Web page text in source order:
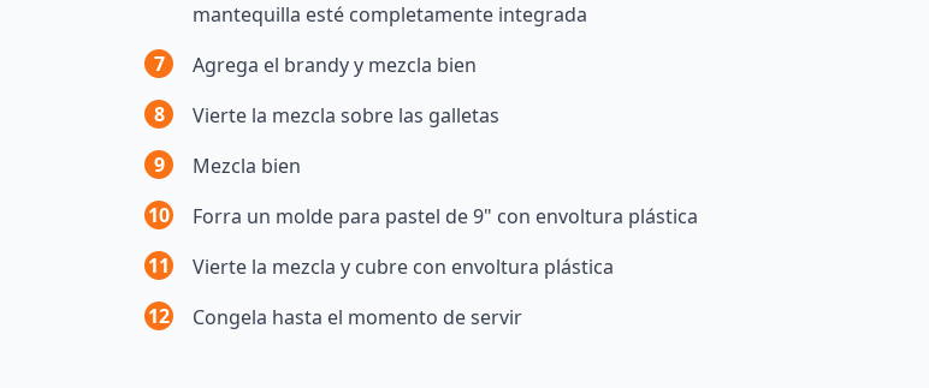
mantequilla esté completamente integrada
7
Agrega el brandy y mezcla bien
8
Vierte la mezcla sobre las galletas
9
Mezcla bien
10
Forra un molde para pastel de 9" con envoltura plástica
11
Vierte la mezcla y cubre con envoltura plástica
12
Congela hasta el momento de servir